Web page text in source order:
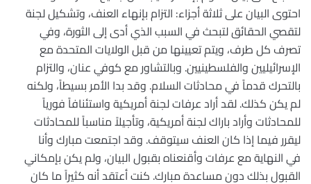
احتوى البيان على ثلاثة أجزاء: التزام بإنهاء العنف، وتشكيل لجنة
لتقصي الحقائق لتبحث في السبب الذي أدى إلى الثورة، وفي
تصرف كل طرف، ويتم تعيينها من قبل الولايات المتحدة مع
الإسرائيليين والفلسطينيين. وبالتشاور مع كوفي عنان، والتزام
بالتحرك قدماً في محادثات السلام. وقد بدا الأمر بسيطاً، ولكنه
لم يكن كذلك. لقد أراد عرفات لجنة أمريكية واستئنافاً فورياً
للمحادثات وأراد باراك لجنة أمريكية، وتأجيلاً مناسباً للمحادثات
ليقرر فيما إذا كان العنف سيتوقف. وقد اجتمعت مبارك وأنا
في النهاية مع عرفات وأقنعناه بقبول البيان، ولم يكن بإمكاني
القبول بذلك دون مساعدة مبارك. كنت أعتقد أنه كثيراً ما كان